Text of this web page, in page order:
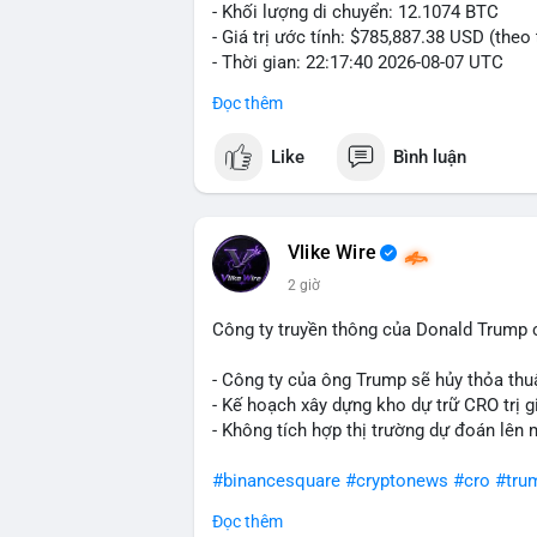
- Khối lượng di chuyển: 12.1074 BTC
- Giá trị ước tính: $785,887.38 USD (theo
- Thời gian: 22:17:40 2026-08-07 UTC
Nhận định phân tích hành vi của Cá voi
giá $64,909.56 đang nằm gần vùng
bước chuẩn bị thanh khoản để bán ra,
dò thanh khoản thị trường trước khi có
Lời khuyên cho nhà đầu tư nhỏ lẻ:
dịch tương tự trong 24 giờ tới, khả năng
#12dot1btc #786kusd #dichuyenvinuong
Đọc thêm
Like Bình luận
Vlike Wire
2 giờ
Công ty truyền thông của Donald
- Công ty của ông Trump sẽ hủy thỏa
- Kế hoạch xây dựng kho dự trữ CRO trị
- Không tích hợp thị trường dự đoán lên
#binancesquare #cryptonews #cro
$cro
Đọc thêm